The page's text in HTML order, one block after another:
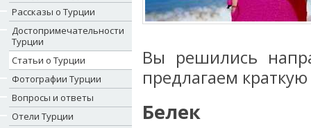
Рассказы о Турции
Достопримечательности
Турции
Статьи о Турции
Фотографии Турции
Вопросы и ответы
Отели Турции
Вы решились
предлагаем
Белек